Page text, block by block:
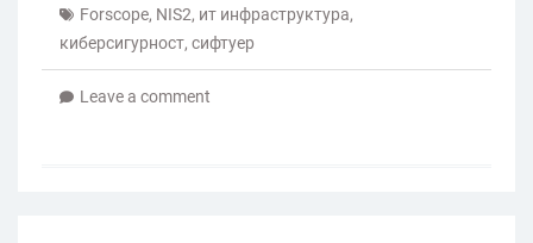
Forscope, NIS2, ит инфраструктура,
киберсигурност, сифтуер
Leave a comment